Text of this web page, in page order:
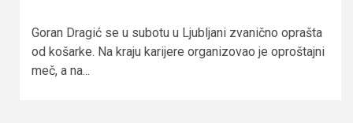
Goran Dragić se u subotu u Ljubljani zvanično oprašta
od košarke. Na kraju karijere organizovao je oproštajni
meč, a na...